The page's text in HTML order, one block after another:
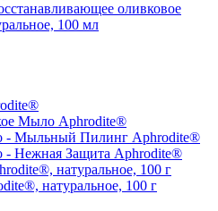
оливковое
100 мл
Мыло Aphrodite®
- Мыльный Пилинг Aphrodite®
Нежная Защита Aphrodite®
натуральное, 100 г